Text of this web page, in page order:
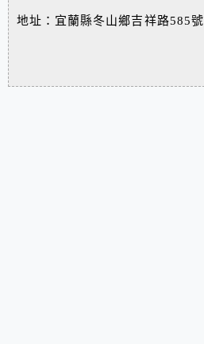
地址：宜蘭縣冬山鄉吉祥路585號